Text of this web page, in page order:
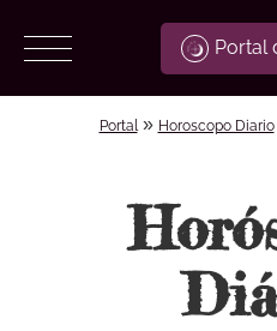
Portal
Portal » Horoscopo Diario